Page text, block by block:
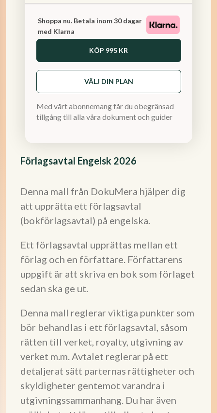
Förlagsavtal Engelsk 2026
Denna mall från DokuMera hjälper dig
att upprätta ett förlagsavtal
(bokförlagsavtal) på engelska.
Ett förlagsavtal upprättas mellan ett
förlag och en författare. Författarens
uppgift är att skriva en bok som förlaget
sedan ska ge ut.
Denna mall reglerar viktiga punkter som
bör behandlas i ett förlagsavtal, såsom
rätten till verket, royalty, utgivning av
verket m.m. Avtalet reglerar på ett
detaljerat sätt parternas rättigheter och
skyldigheter gentemot varandra i
utgivningssammanhang. Du har även
Shoppa nu. Betala inom 30 dagar
med Klarna
KÖP 995 KR
VÄLJ DIN PLAN
Med vårt abonnemang får du obegränsad
tillgång till alla våra dokument och guider